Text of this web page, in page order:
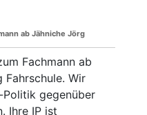
ab Jähniche Jörg
Fachmann ab
Fahrschule. Wir
Politik gegenüber
Ihre IP ist